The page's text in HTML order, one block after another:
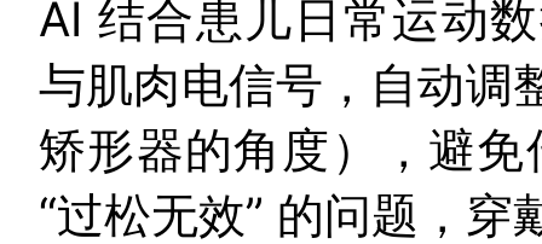
AI 结合患儿日常运动
与肌肉电信号，自动调
矫形器的角度），避免
“过松无效” 的问题，